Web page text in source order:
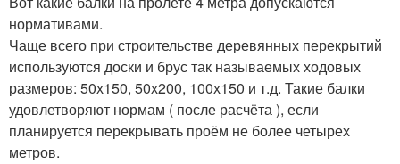
нормативами.
Чаще всего при строительстве деревянных перекрытий
используются доски и брус так называемых ходовых
размеров: 50х150, 50х200, 100х150 и т.д. Такие балки
удовлетворяют нормам ( после расчёта ), если
планируется перекрывать проём не более четырех
метров.